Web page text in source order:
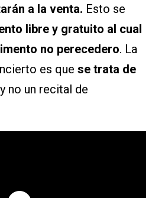
a la venta. Esto se
libre y gratuito al cual
no perecedero. La
es que se trata de
y no un recital de